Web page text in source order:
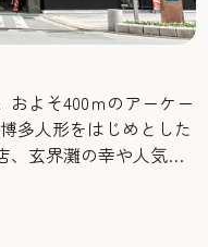
よそ400ｍのアーケー
多人形をはじめとした
、玄界灘の幸や人気
ポット。金・土・日
るイベント広場で名
5時には完売するた